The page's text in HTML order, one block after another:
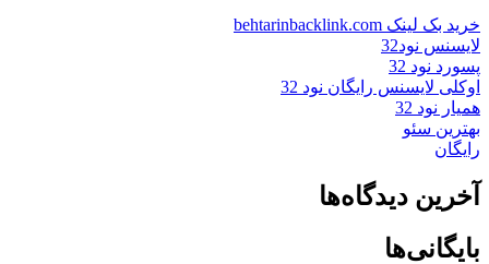
خرید بک لینک behtarinbacklink.com
لایسنس نود32
پسورد نود 32
اوکلی لایسنس رایگان نود 32
همیار نود 32
بهترین سئو
رایگان
آخرین دیدگاه‌ها
بایگانی‌ها